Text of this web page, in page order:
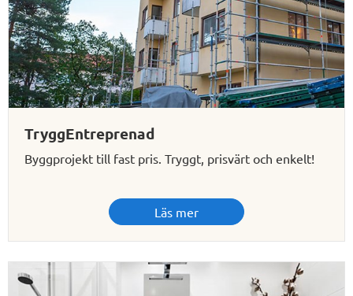
TryggEntreprenad
Byggprojekt till fast pris. Tryggt, prisvärt och enkelt!
Läs mer